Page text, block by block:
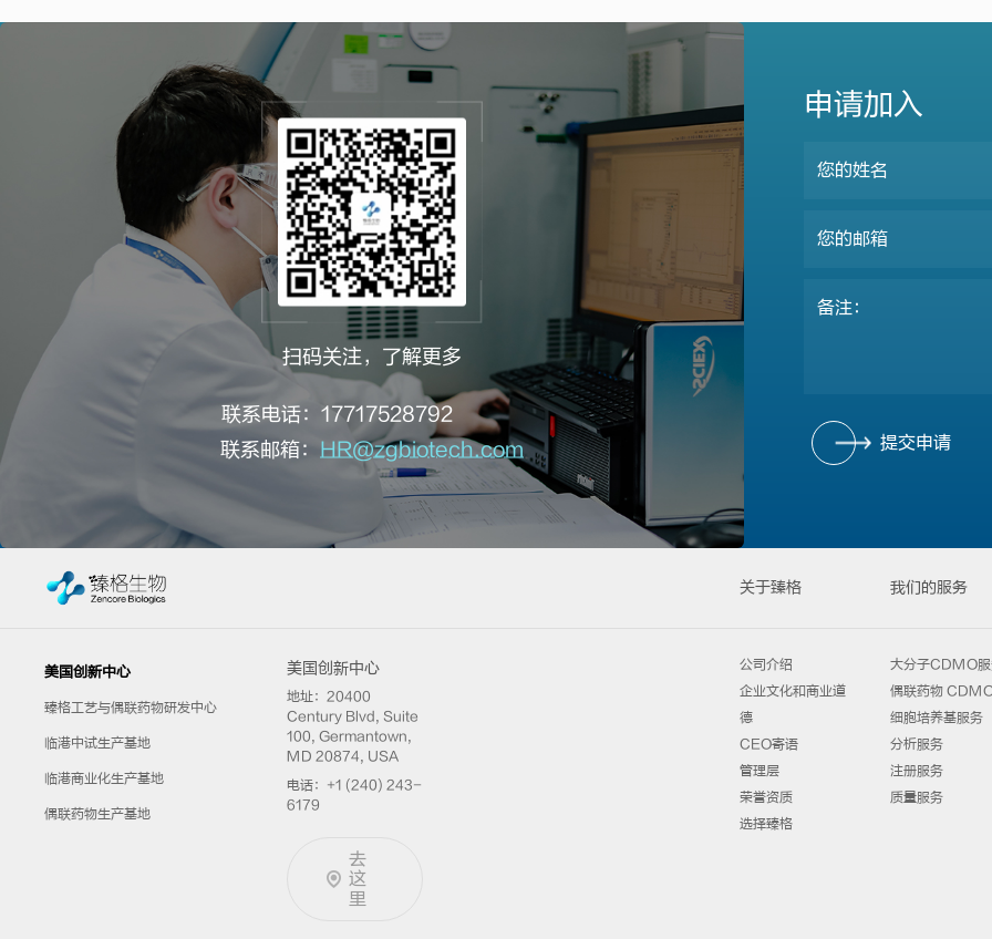
扫码关注，了解更多
联系电话：17717528792
联系邮箱： HR@zgbiotech.com
申请加入
提交申请
关于臻格 我们的服务
美国创新中心
臻格工艺与偶联药物研发中心
临港中试生产基地
临港商业化生产基地
偶联药物生产基地
美国创新中心
地址：20400
Century Blvd, Suite
100, Germantown,
MD 20874, USA
电话：+1 (240) 243-
6179
去
这
里
公司介绍
企业文化和商业道
德
CEO寄语
管理层
荣誉资质
选择臻格
大分子CDMO
偶联药物
细胞培养基服务
分析服务
注册服务
质量服务